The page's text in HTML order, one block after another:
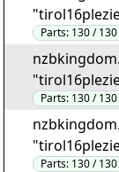
Parts: 130 / 130
Parts: 130 / 130
Parts: 130 / 130